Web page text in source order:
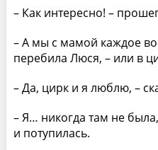
– Как интересно! –
– А мы с мамой каждое
перебила Люся, – или в
– Да, цирк и я люблю, –
– Я… никогда там не
и потупилась.